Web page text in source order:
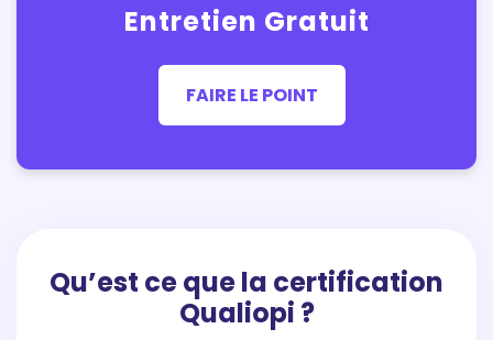
Entretien Gratuit
FAIRE LE POINT
Qu’est ce que la certification
Qualiopi ?